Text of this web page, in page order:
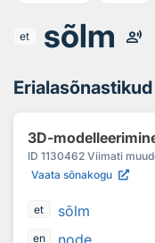
et sõlm record_voice_over
Erialasõnastikud
3D-
ID 1130462 Viimati
Vaata sõnakogu
et sõlm
en node